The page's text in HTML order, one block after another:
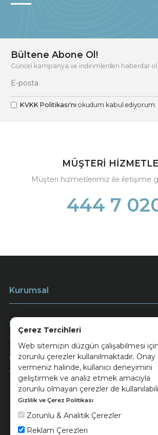
Çerez Tercihleri
Web sitemizin düzgün çalışabilmesi için
zorunlu çerezler kullanılmaktadır. Onay
vermeniz halinde, kullanıcı deneyimini
geliştirmek ve analiz etmek amacıyla
zorunlu olmayan çerezler de
Gizlilik ve Çerez Politikası
Zorunlu & Analitik Çerezler
Reklam Çerezleri
Bültene Abone Ol!
Güncel kampanya ve indirimlerden haberdar
KVKK Politikası'nı okudum kabul ediyorum.
MÜŞTERİ
Müşteri hizmetlerimiz ile iletişime
444 7
Kurumsal
Müşteri Hizmetleri
Ödeme
Keramika Kvkk ve Çerez
© 2026 Ünsa Madencilik Turizm Enerji
Elektrik Üretim San. ve Tic. A.Ş. - Tüm